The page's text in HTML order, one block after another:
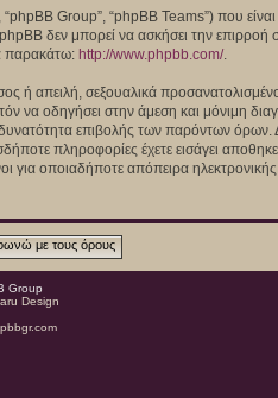
“phpBB Group”, “phpBB Teams”)
δεν μπορεί να ασκήσει την
παρακάτω: http://www.phpbb.com/.
ή απειλή, σεξουαλικά
να οδηγήσει στην άμεση και
επιβολής των παρόντων όρων.
πληροφορίες έχετε εισάγει
οποιαδήποτε απόπειρα
Group
Design